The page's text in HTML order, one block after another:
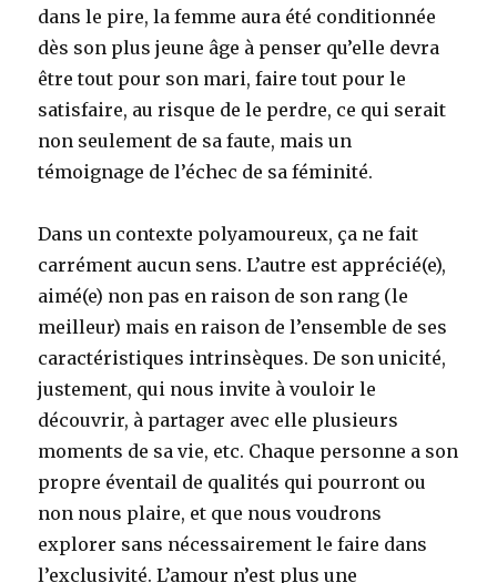
dans le pire, la femme aura été conditionnée
dès son plus jeune âge à penser qu’elle devra
être tout pour son mari, faire tout pour le
satisfaire, au risque de le perdre, ce qui serait
non seulement de sa faute, mais un
témoignage de l’échec de sa féminité.
Dans un contexte polyamoureux, ça ne fait
carrément aucun sens. L’autre est apprécié(e),
aimé(e) non pas en raison de son rang (le
meilleur) mais en raison de l’ensemble de ses
caractéristiques intrinsèques. De son unicité,
justement, qui nous invite à vouloir le
découvrir, à partager avec elle plusieurs
moments de sa vie, etc. Chaque personne a son
propre éventail de qualités qui pourront ou
non nous plaire, et que nous voudrons
explorer sans nécessairement le faire dans
l’exclusivité. L’amour n’est plus une